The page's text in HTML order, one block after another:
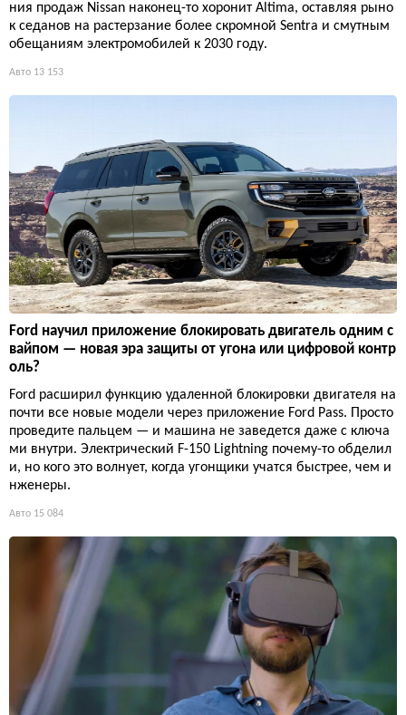
ния продаж Nissan наконец-то хоронит Altima, оставляя рыно
к седанов на растерзание более скромной Sentra и смутным
обещаниям электромобилей к 2030 году.
Авто 13 153
Ford научил приложение блокировать двигатель одним с
вайпом — новая эра защиты от угона или цифровой контр
оль?
Ford расширил функцию удаленной блокировки двигателя на
почти все новые модели через приложение Ford Pass. Просто
проведите пальцем — и машина не заведется даже с ключа
ми внутри. Электрический F-150 Lightning почему-то обделил
и, но кого это волнует, когда угонщики учатся быстрее, чем и
нженеры.
Авто 15 084